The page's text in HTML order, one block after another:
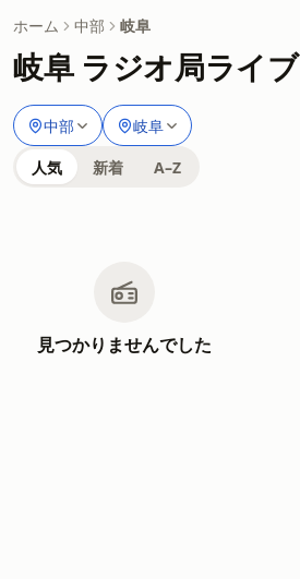
ホーム 中部 岐阜
岐阜 ラジオ局ライブ
中部 岐阜
人気 新着 A–Z
見つかりませんでした